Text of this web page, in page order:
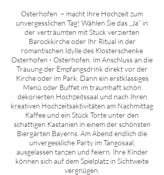
Osterhofen – macht Ihre Hochzeit zum
unvergesslichen Tag! Wählen Sie das „Ja“ in
der verträumten mit Stuck verzierten
Barockkirche oder Ihr Ritual in der
romantischen Idylle des Klosterschenke
Osterhofen - Osterhofen . Im Anschluss an die
Trauung der Empfangsdrink direkt vor der
Kirche oder im Park. Dann ein erstklassiges
Menü oder Buffet im traumhaft schön
dekorierten Hochzeitssaal und nach Ihren
kreativen Hochzeitsaktivitäten am Nachmittag
Kaffee und ein Stück Torte unter den
schattigen Kastanien in einem der schönsten
Biergärten Bayerns. Am Abend endlich die
unvergessliche Party im Tangosaal,
ausgelassen tanzen und feiern. Ihre Kinder
können sich auf dem Spielplatz in Sichtweite
vergnügen.